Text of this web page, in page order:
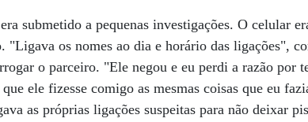
submetido a pequenas investigações. O celular
"Ligava os nomes ao dia e horário das ligações",
o parceiro. "Ele negou e eu perdi a razão por
ele fizesse comigo as mesmas coisas que eu
as próprias ligações suspeitas para não deixar